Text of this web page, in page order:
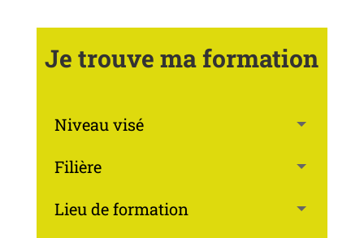
Je trouve ma formation